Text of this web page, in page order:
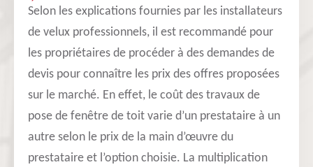
Selon les explications fournies par les installateurs
de velux professionnels, il est recommandé pour
les propriétaires de procéder à des demandes de
devis pour connaître les prix des offres proposées
sur le marché. En effet, le coût des travaux de
pose de fenêtre de toit varie d’un prestataire à un
autre selon le prix de la main d’œuvre du
prestataire et l’option choisie. La multiplication